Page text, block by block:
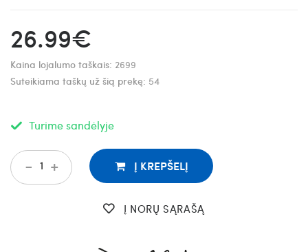
26.99€
Kaina lojalumo taškais: 2699
Suteikiama taškų už šią prekę: 54
Turime sandėlyje
+
- Į KREPŠELĮ
Į NORŲ SĄRAŠĄ